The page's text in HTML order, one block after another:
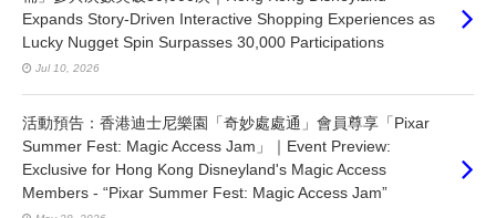
Expands Story-Driven Interactive Shopping Experiences as
Lucky Nugget Spin Surpasses 30,000 Participations
Jul 10, 2026
活動預告：香港迪士尼樂園「奇妙處處通」會員尊享「Pixar
Summer Fest: Magic Access Jam」｜Event Preview:
Exclusive for Hong Kong Disneyland's Magic Access
Members - “Pixar Summer Fest: Magic Access Jam”